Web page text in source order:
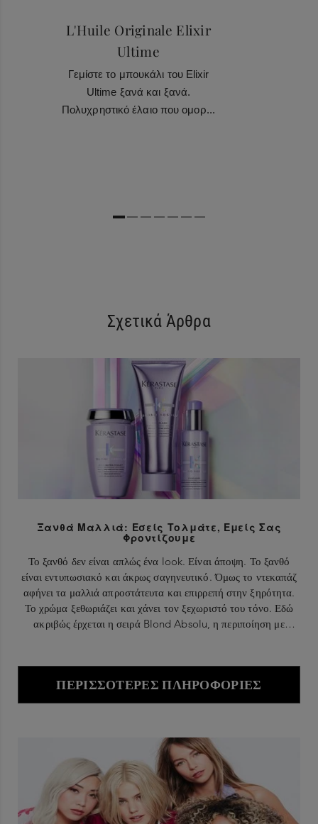
L'Huile Originale Elixir
Ultime
Γεμίστε το μπουκάλι του Elixir
Ultime ξανά και ξανά.
Πολυχρηστικό έλαιο που ομορ...
Σχετικά Άρθρα
Ξανθά Μαλλιά: Εσείς Τολμάτε, Εμείς Σας
Φροντίζουμε
Το ξανθό δεν είναι απλώς ένα look. Είναι άποψη. Το ξανθό
είναι εντυπωσιακό και άκρως σαγηνευτικό. Όμως το ντεκαπάζ
αφήνει τα μαλλιά απροστάτευτα και επιρρεπή στην ξηρότητα.
Το χρώμα ξεθωριάζει και χάνει τον ξεχωριστό του τόνο. Εδώ
ακριβώς έρχεται η σειρά Blond Absolu, η περιποίηση με
ΠΕΡΙΣΣΌΤΕΡΕΣ ΠΛΗΡΟΦΟΡΊΕΣ